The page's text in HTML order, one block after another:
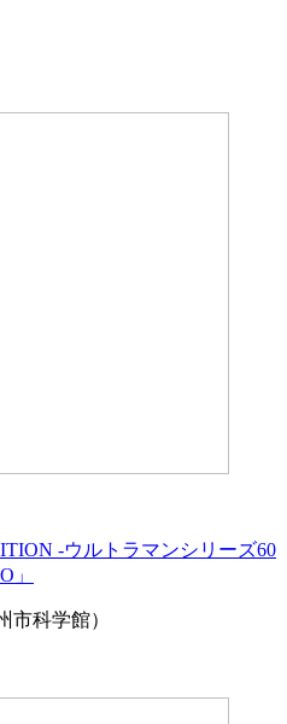
-ウルトラマンシリーズ60
」
市科学館）